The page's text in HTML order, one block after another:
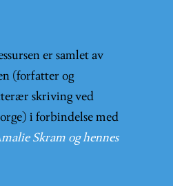
er samlet av
(forfatter og
skriving ved
i forbindelse med
Skram og hennes